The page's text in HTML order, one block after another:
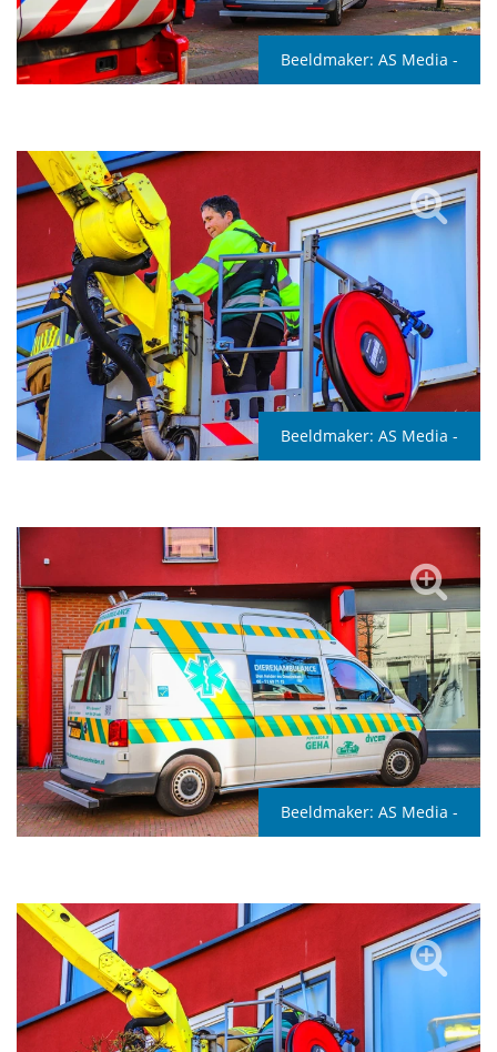
Beeldmaker: AS Media -
Beeldmaker: AS Media -
Beeldmaker: AS Media -